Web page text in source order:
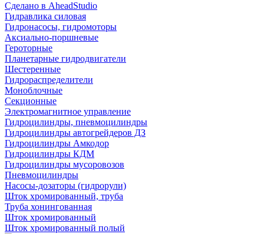
Сделано в AheadStudio
Гидравлика силовая
Гидронасосы, гидромоторы
Аксиально-поршневые
Героторные
Планетарные гидродвигатели
Шестеренные
Гидрораспределители
Моноблочные
Секционные
Электромагнитное управление
Гидроцилиндры, пневмоцилиндры
Гидроцилиндры автогрейдеров ДЗ
Гидроцилиндры Амкодор
Гидроцилиндры КДМ
Гидроцилиндры мусоровозов
Пневмоцилиндры
Насосы-дозаторы (гидрорули)
Шток хромированный, труба
Труба хонингованная
Шток хромированный
Шток хромированный полый